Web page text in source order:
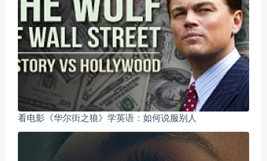
看电影《华尔街之狼》学英语：如何说服别人